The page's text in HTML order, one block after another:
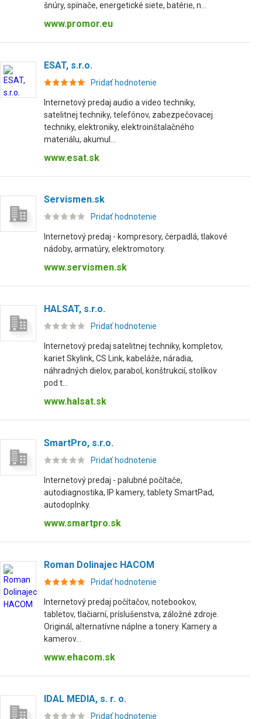
šnúry, spínače, energetické siete, batérie, n...
www.promor.eu
ESAT, s.r.o.
Pridať hodnotenie
Internetový predaj audio a video techniky,
satelitnej techniky, telefónov, zabezpečovacej
techniky, elektroniky, elektroinštalačného
materiálu, akumul...
www.esat.sk
Servismen.sk
Pridať hodnotenie
Internetový predaj - kompresory, čerpadlá, tlakové
nádoby, armatúry, elektromotory.
www.servismen.sk
HALSAT, s.r.o.
Pridať hodnotenie
Internetový predaj satelitnej techniky, kompletov,
kariet Skylink, CS Link, kabeláže, náradia,
náhradných dielov, parabol, konštrukcií, stolíkov
pod t...
www.halsat.sk
SmartPro, s.r.o.
Pridať hodnotenie
Internetový predaj - palubné počítače,
autodiagnostika, IP kamery, tablety SmartPad,
autodoplnky.
www.smartpro.sk
Roman Dolinajec HACOM
Pridať hodnotenie
Internetový predaj počítačov, notebookov,
tabletov, tlačiarní, príslušenstva, záložné zdroje.
Originál, alternatívne náplne a tonery. Kamery a
kamerov...
www.ehacom.sk
IDAL MEDIA, s. r. o.
Pridať hodnotenie